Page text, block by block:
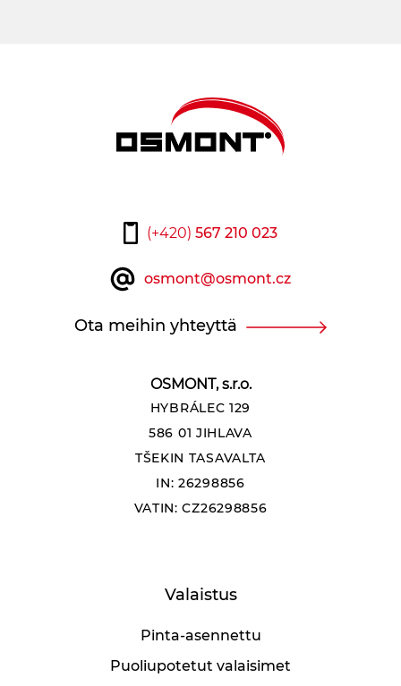
OSMONT, s.r.o.
HYBRÁLEC 129
586 01 JIHLAVA
TŠEKIN TASAVALTA
IN: 26298856
VATIN: CZ26298856
Valaistus
Pinta-asennettu
Puoliupotetut valaisimet
(+420) 567 210 023
osmont@osmont.cz
Ota meihin yhteyttä